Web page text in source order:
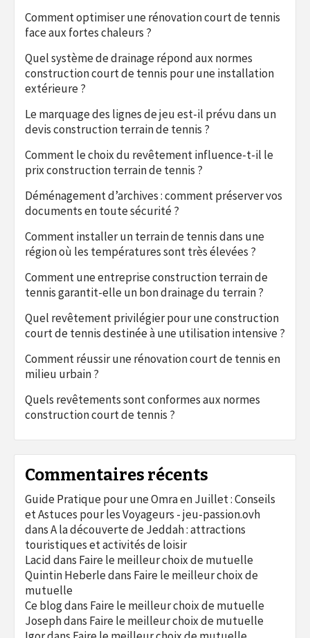
Comment optimiser une rénovation court de tennis
face aux fortes chaleurs ?
Quel système de drainage répond aux normes
construction court de tennis pour une installation
extérieure ?
Le marquage des lignes de jeu est-il prévu dans un
devis construction terrain de tennis ?
Comment le choix du revêtement influence-t-il le
prix construction terrain de tennis ?
Déménagement d’archives : comment préserver vos
documents en toute sécurité ?
Comment installer un terrain de tennis dans une
région où les températures sont très élevées ?
Comment une entreprise construction terrain de
tennis garantit-elle un bon drainage du terrain ?
Quel revêtement privilégier pour une construction
court de tennis destinée à une utilisation intensive ?
Comment réussir une rénovation court de tennis en
milieu urbain ?
Quels revêtements sont conformes aux normes
construction court de tennis ?
Commentaires récents
Guide Pratique pour une Omra en Juillet : Conseils
et Astuces pour les Voyageurs - jeu-passion.ovh
dansA la découverte de Jeddah : attractions
touristiques et activités de loisir
Laciddans Faire le meilleur choix de mutuelle
Quintin Heberledans Faire le meilleur choix de
mutuelle
Ce blogdans Faire le meilleur choix de mutuelle
Josephdans Faire le meilleur choix de mutuelle